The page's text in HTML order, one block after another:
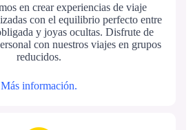
en crear experiencias de viaje
con el equilibrio perfecto entre
y joyas ocultas. Disfrute de
con nuestros viajes en grupos
reducidos.
Más información.